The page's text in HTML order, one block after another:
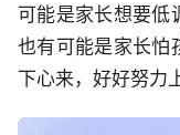
可能是家长想要低
也有可能是家长怕
下心来，好好努力